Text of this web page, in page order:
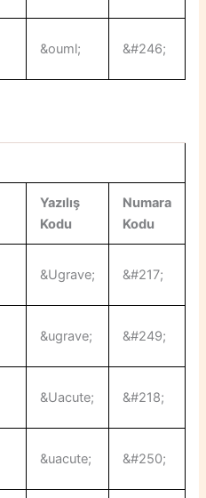
&ouml; &#246;
Yazılış
Kodu
Numara
Kodu
&Ugrave; &#217;
&ugrave; &#249;
&Uacute; &#218;
&uacute; &#250;